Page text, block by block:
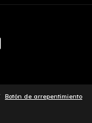
Botón de arrepentimiento